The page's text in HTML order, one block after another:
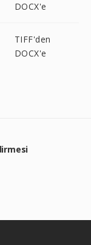
DOCX'e
TIFF'den
DOCX'e